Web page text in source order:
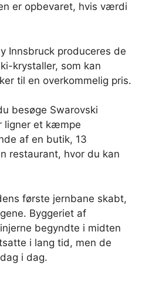
er opbevaret, hvis værdi
Innsbruck produceres de
krystaller, som kan
til en overkommelig pris.
besøge Swarovski
ligner et kæmpe
af en butik, 13
restaurant, hvor du kan
første jernbane skabt,
Byggeriet af
begyndte i midten
i lang tid, men de
i dag.